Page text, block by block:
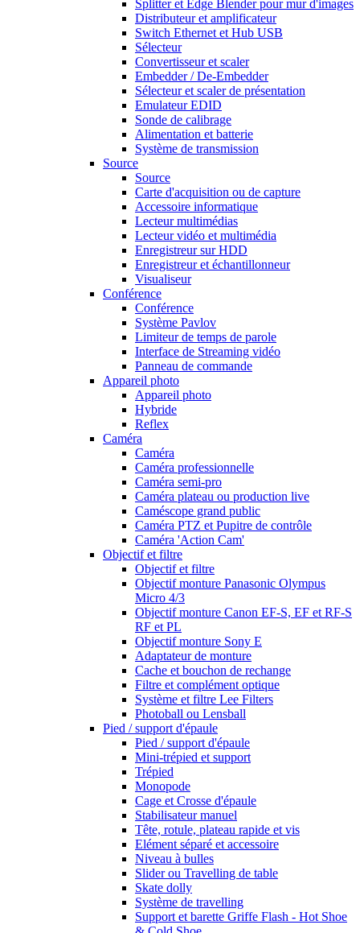
Splitter et Edge Blender pour mur d'images
Distributeur et amplificateur
Switch Ethernet et Hub USB
Sélecteur
Convertisseur et scaler
Embedder / De-Embedder
Sélecteur et scaler de présentation
Emulateur EDID
Sonde de calibrage
Alimentation et batterie
Système de transmission
Source
Source
Carte d'acquisition ou de capture
Accessoire informatique
Lecteur multimédias
Lecteur vidéo et multimédia
Enregistreur sur HDD
Enregistreur et échantillonneur
Visualiseur
Conférence
Conférence
Système Pavlov
Limiteur de temps de parole
Interface de Streaming vidéo
Panneau de commande
Appareil photo
Appareil photo
Hybride
Reflex
Caméra
Caméra
Caméra professionnelle
Caméra semi-pro
Caméra plateau ou production live
Caméscope grand public
Caméra PTZ et Pupitre de contrôle
Caméra 'Action Cam'
Objectif et filtre
Objectif et filtre
Objectif monture Panasonic Olympus
Micro 4/3
Objectif monture Canon EF-S, EF et RF-S
RF et PL
Objectif monture Sony E
Adaptateur de monture
Cache et bouchon de rechange
Filtre et complément optique
Système et filtre Lee Filters
Photoball ou Lensball
Pied / support d'épaule
Pied / support d'épaule
Mini-trépied et support
Trépied
Monopode
Cage et Crosse d'épaule
Stabilisateur manuel
Tête, rotule, plateau rapide et vis
Elément séparé et accessoire
Niveau à bulles
Slider ou Travelling de table
Skate dolly
Système de travelling
Support et barette Griffe Flash - Hot Shoe